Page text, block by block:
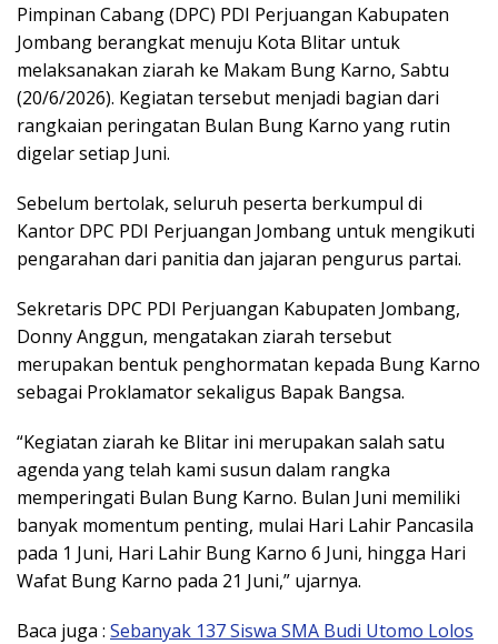
Pimpinan Cabang (DPC) PDI Perjuangan Kabupaten
Jombang berangkat menuju Kota Blitar untuk
melaksanakan ziarah ke Makam Bung Karno, Sabtu
(20/6/2026). Kegiatan tersebut menjadi bagian dari
rangkaian peringatan Bulan Bung Karno yang rutin
digelar setiap Juni.
Sebelum bertolak, seluruh peserta berkumpul di
Kantor DPC PDI Perjuangan Jombang untuk mengikuti
pengarahan dari panitia dan jajaran pengurus partai.
Sekretaris DPC PDI Perjuangan Kabupaten Jombang,
Donny Anggun, mengatakan ziarah tersebut
merupakan bentuk penghormatan kepada Bung Karno
sebagai Proklamator sekaligus Bapak Bangsa.
“Kegiatan ziarah ke Blitar ini merupakan salah satu
agenda yang telah kami susun dalam rangka
memperingati Bulan Bung Karno. Bulan Juni memiliki
banyak momentum penting, mulai Hari Lahir Pancasila
pada 1 Juni, Hari Lahir Bung Karno 6 Juni, hingga Hari
Wafat Bung Karno pada 21 Juni,” ujarnya.
Baca juga : Sebanyak 137 Siswa SMA Budi Utomo Lolos